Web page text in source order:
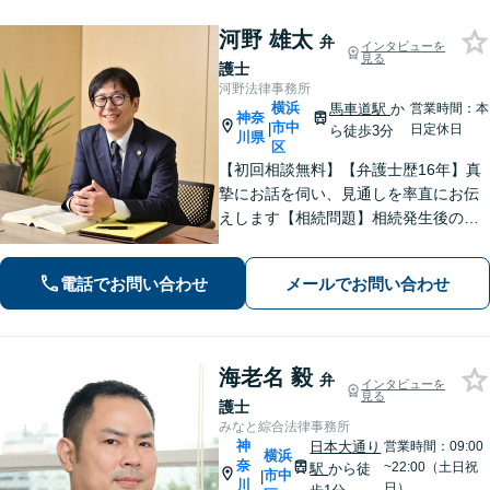
河野 雄太 弁
護士
インタビューを
見る
河野法律事務所
神奈
川県
|
横浜
市中
区
馬車道駅か
ら徒歩3分
営業時間：本
日定休日
【初回相談無料】【弁護士歴16年】真
摯にお話を伺い、見通しを率直にお伝
えします【相続問題】相続発生後のト
生前対策にも対応【交通事故】保険会
社とのやりとりはすべてお任せくださ
い【馬車道駅3分】【オンライン面談O
K】
電話でお問い合わせ メールでお問い合わせ
海老名 毅 弁
護士
インタビューを
見る
みなと綜合法律事務所
神
奈
川
|
横浜
市中
日本大通り
駅から徒
営業時間：09:00
~22:00（土日祝